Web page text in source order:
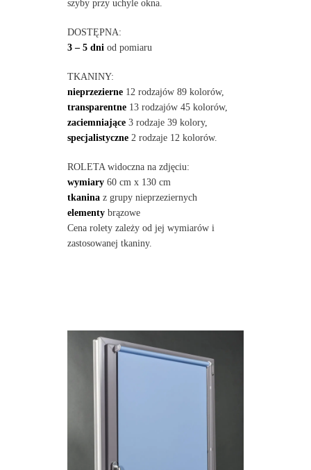
szyby przy uchyle okna.
DOSTĘPNA:
3 – 5 dniod pomiaru
TKANINY:
nieprzezierne12 rodzajów 89 kolorów,
transparentne13 rodzajów 45 kolorów,
zaciemniające3 rodzaje 39 kolory,
specjalistyczne2 rodzaje 12 kolorów.
ROLETA widoczna na zdjęciu:
wymiary60 cm x 130 cm
tkaninaz grupy nieprzeziernych
elementybrązowe
Cena rolety zależy od jej wymiarów i
zastosowanej tkaniny.